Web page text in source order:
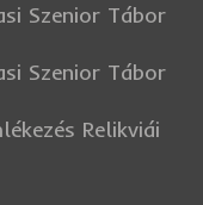
Szenior Tábor
Szenior Tábor
Relikviái